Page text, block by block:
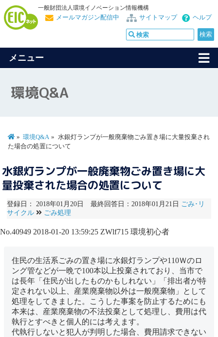
一般財団法人環境イノベーション情報機構
ヘルプ
サイトマップ
メールマガジン配信中
メニュー
環境Q&A
環境Q&A
水銀灯ランプが一般廃棄物ごみ置き場に大量投棄され
た場合の処置について
水銀灯ランプが一般廃棄物ごみ置き場に大
量投棄された場合の処置について
登録日： 2018年01月20日 最終回答日：2018年01月21日 ごみ･リ
サイクル
ごみ処理
No.40949 2018-01-20 13:59:25 ZWlf715 環境初心者
住民の生活系ごみの置き場に水銀灯ランプや110Ｗのロ
ング管などが一晩で100本以上投棄されており、当市で
は長年「住民が出したものかもしれない」「排出者が特
定されない以上、産業廃棄物以外は一般廃棄物」として
処理をしてきました。こうした事案を防止するためにも
本来は、産業廃棄物の不法投棄として処理し、費用は代
執行とすべきと個人的には考えます。
代執行しないと犯人が判明した場合、費用請求できない